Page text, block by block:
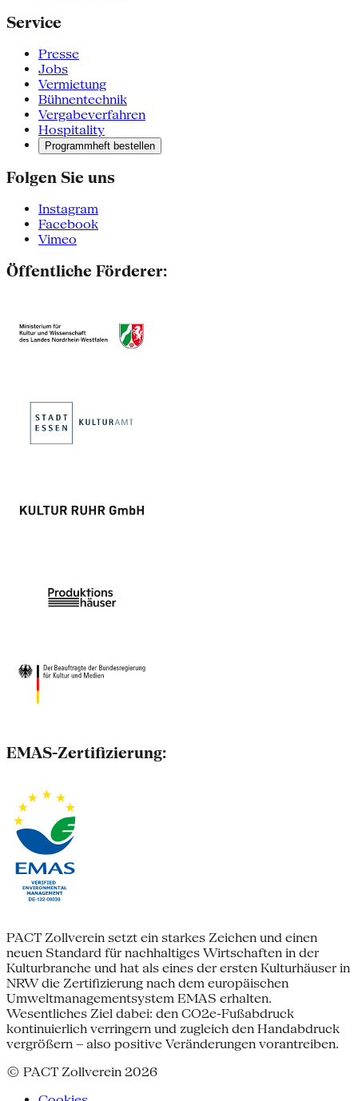
Service
Presse
Jobs
Vermietung
Bühnentechnik
Vergabeverfahren
Hospitality
Programmheft bestellen
Folgen Sie uns
Instagram
Facebook
Vimeo
Öffentliche Förderer:
EMAS-Zertifizierung:
PACT Zollverein setzt ein starkes Zeichen und einen
neuen Standard für nachhaltiges Wirtschaften in der
Kulturbranche und hat als eines der ersten Kulturhäuser in
NRW die Zertifizierung nach dem europäischen
Umweltmanagementsystem EMAS erhalten.
Wesentliches Ziel dabei: den CO2e-Fußabdruck
kontinuierlich verringern und zugleich den Handabdruck
vergrößern – also positive Veränderungen vorantreiben.
© PACT Zollverein 2026